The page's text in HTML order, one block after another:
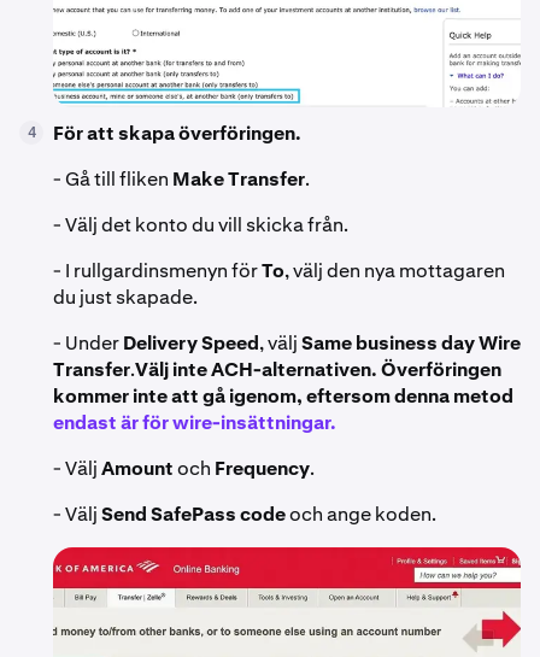
4
För att skapa överföringen.
- Gå till fliken Make Transfer.
- Välj det konto du vill skicka från.
- I rullgardinsmenyn förTo, välj den nya mottagaren
du just skapade.
- UnderDelivery Speed, väljSame business day Wire
Transfer.Välj inte ACH-alternativen. Överföringen
kommer inte att gå igenom, eftersom denna metod
endast är för wire-insättningar.
- VäljAmountoch Frequency.
- VäljSend SafePass codeoch ange koden.